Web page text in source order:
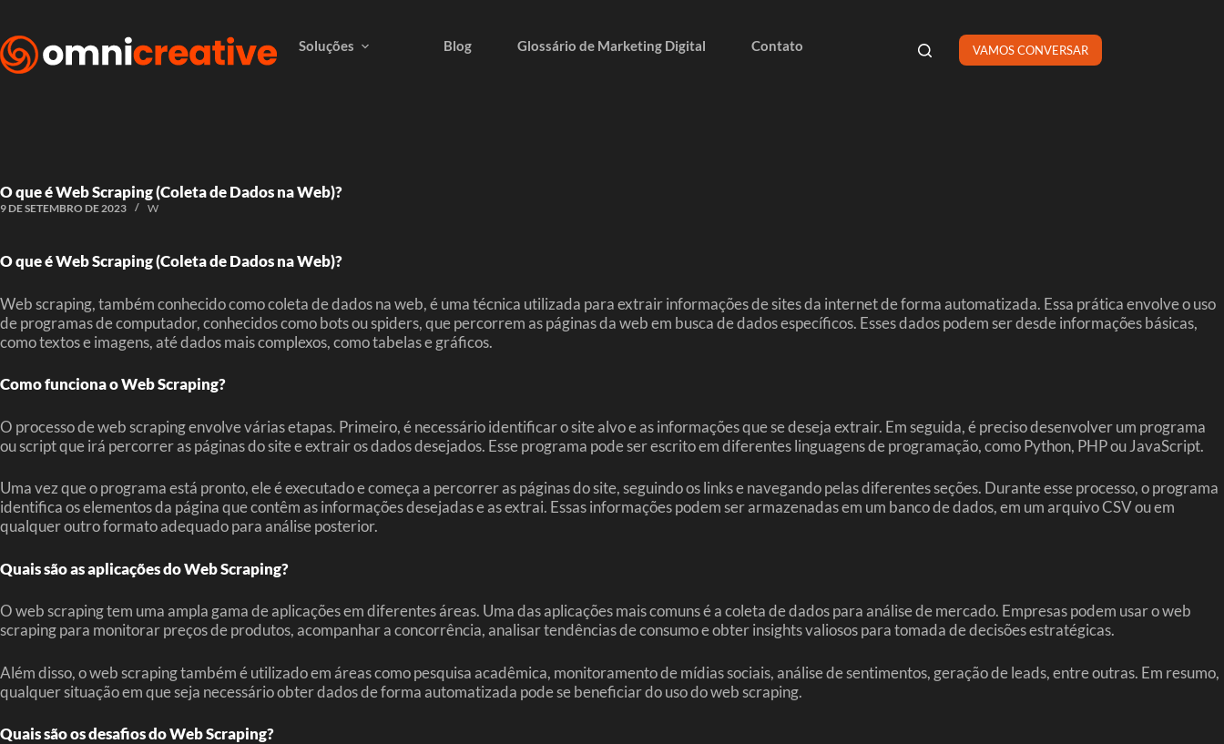
Soluções Blog Glossário de Marketing Digital Contato VAMOS CONVERSAR
O que é Web Scraping (Coleta de Dados na Web)?
9 DE SETEMBRO DE 2023 W
O que é Web Scraping (Coleta de Dados na Web)?
Web scraping, também conhecido como coleta de dados na web, é uma técnica utilizada para extrair informações de sites da internet de forma automatizada. Essa prática envolve o uso
de programas de computador, conhecidos como bots ou spiders, que percorrem as páginas da web em busca de dados específicos. Esses dados podem ser desde informações básicas,
como textos e imagens, até dados mais complexos, como tabelas e gráficos.
Como funciona o Web Scraping?
O processo de web scraping envolve várias etapas. Primeiro, é necessário identificar o site alvo e as informações que se deseja extrair. Em seguida, é preciso desenvolver um programa
ou script que irá percorrer as páginas do site e extrair os dados desejados. Esse programa pode ser escrito em diferentes linguagens de programação, como Python, PHP ou JavaScript.
Uma vez que o programa está pronto, ele é executado e começa a percorrer as páginas do site, seguindo os links e navegando pelas diferentes seções. Durante esse processo, o programa
identifica os elementos da página que contêm as informações desejadas e as extrai. Essas informações podem ser armazenadas em um banco de dados, em um arquivo CSV ou em
qualquer outro formato adequado para análise posterior.
Quais são as aplicações do Web Scraping?
O web scraping tem uma ampla gama de aplicações em diferentes áreas. Uma das aplicações mais comuns é a coleta de dados para análise de mercado. Empresas podem usar o web
scraping para monitorar preços de produtos, acompanhar a concorrência, analisar tendências de consumo e obter insights valiosos para tomada de decisões estratégicas.
Além disso, o web scraping também é utilizado em áreas como pesquisa acadêmica, monitoramento de mídias sociais, análise de sentimentos, geração de leads, entre outras. Em resumo,
qualquer situação em que seja necessário obter dados de forma automatizada pode se beneficiar do uso do web scraping.
Quais são os desafios do Web Scraping?